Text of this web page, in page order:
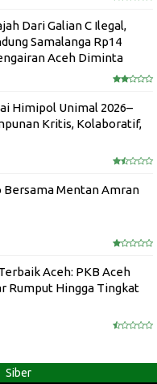
Dari Galian C Ilegal,
Samalanga Rp14
Aceh Diminta
Himipol Unimal 2026–
Kritis, Kolaboratif,
Bersama Mentan Amran
Aceh: PKB Aceh
Rumput Hingga Tingkat
Siber